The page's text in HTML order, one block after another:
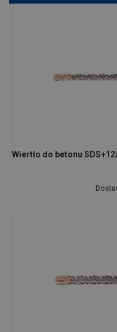
Wiertło do betonu